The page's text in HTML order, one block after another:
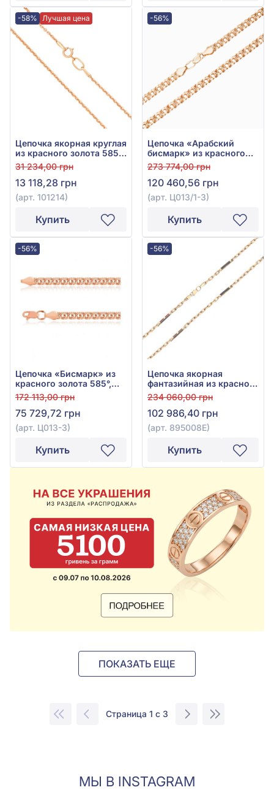
-58% Лучшая цена
Цепочка якорная круглая
из красного золота 585°
без вставки, арт. 101214
31 234,00 грн
13 118,28 грн
(арт. 101214)
Купить
-56%
Цепочка «Арабский
бисмарк» из красного
золота 585° без вставки,
арт. Ц013/1-3
273 774,00 грн
120 460,56 грн
(арт. Ц013/1-3)
Купить
-56%
Цепочка «Бисмарк» из
красного золота 585°,
без вставки, арт. Ц013-3
172 113,00 грн
75 729,72 грн
(арт. Ц013-3)
Купить
-56%
Цепочка якорная
фантазийная из красного
золота 585° с чёрной
эмалью, арт. 895008Е
234 060,00 грн
102 986,40 грн
(арт. 895008Е)
Купить
ПОКАЗАТЬ ЕЩЕ
Страница 1 с 3
МЫ В INSTAGRAM